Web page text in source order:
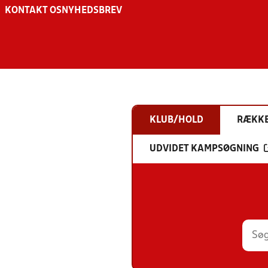
KONTAKT OS NYHEDSBREV
KLUB/HOLD
UDVIDET KAMPSØGNING